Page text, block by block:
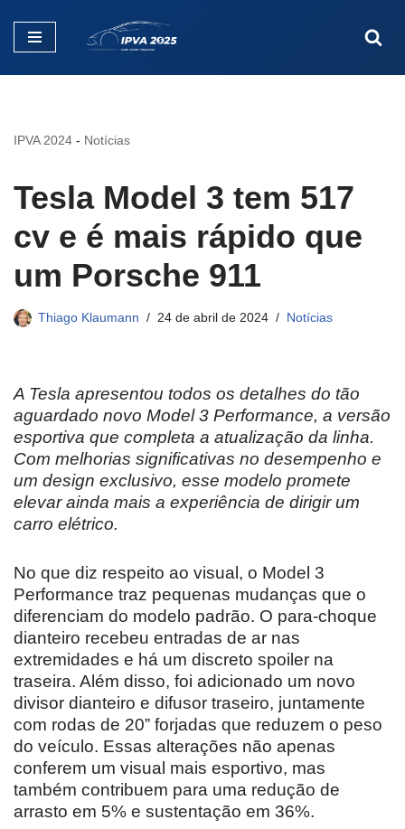
Pular
IPVA 2024 - Notícias
Tesla Model 3 tem 517
cv e é mais rápido que
um Porsche 911
Thiago Klaumann 24 de abril de 2024 Notícias
A Tesla apresentou todos os detalhes do tão
aguardado novo Model 3 Performance, a versão
esportiva que completa a atualização da linha.
Com melhorias significativas no desempenho e
um design exclusivo, esse modelo promete
elevar ainda mais a experiência de dirigir um
carro elétrico.
No que diz respeito ao visual, o Model 3
Performance traz pequenas mudanças que o
diferenciam do modelo padrão. O para-choque
dianteiro recebeu entradas de ar nas
extremidades e há um discreto spoiler na
traseira. Além disso, foi adicionado um novo
divisor dianteiro e difusor traseiro, juntamente
com rodas de 20” forjadas que reduzem o peso
do veículo. Essas alterações não apenas
conferem um visual mais esportivo, mas
também contribuem para uma redução de
arrasto em 5% e sustentação em 36%.